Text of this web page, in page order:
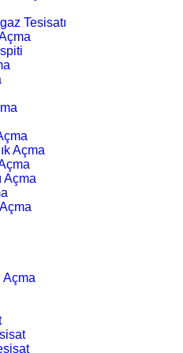
Tesisatı
Açma
Açma
Açma
Açma